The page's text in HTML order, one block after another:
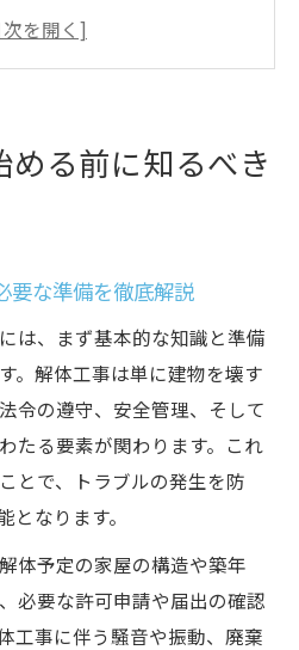
を知ってトラブルを未然に
るべき範囲と注意点を押
的な流れと各工程のポイン
やすいトラブル事例と対
を使ったスムーズな進行
けるための事前挨拶とマ
る前に知るべき
要な準備を徹底解説
は、まず基本的な知識と準備
。解体工事は単に建物を壊す
令の遵守、安全管理、そして
たる要素が関わります。これ
とで、トラブルの発生を防
となります。
体予定の家屋の構造や築年
必要な許可申請や届出の確認
工事に伴う騒音や振動、廃棄